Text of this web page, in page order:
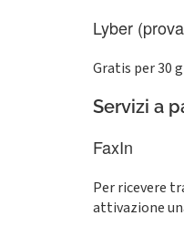
Lyber
Gratis per 30
Servizi a
FaxIn
Per ricevere
attivazione